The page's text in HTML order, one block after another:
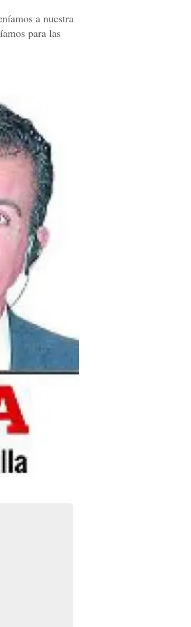
a nuestra
para las